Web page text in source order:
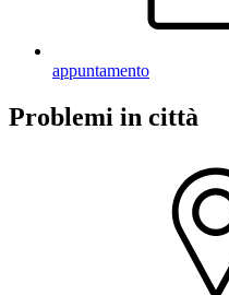
appuntamento
Problemi in città